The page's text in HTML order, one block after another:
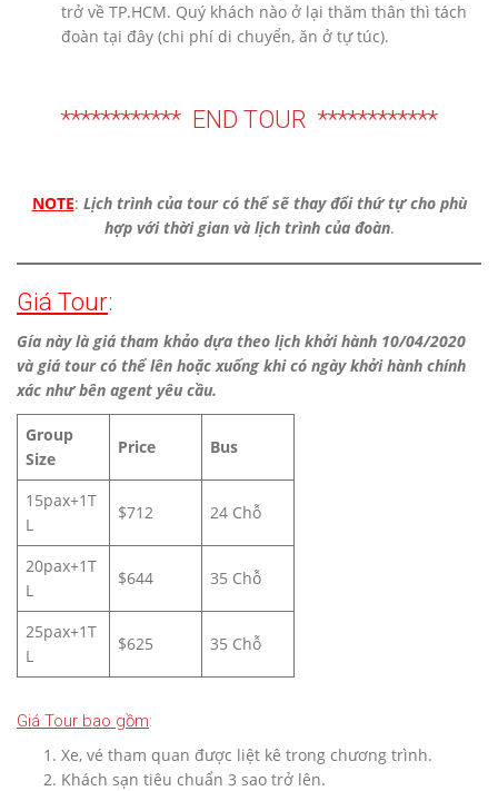
trở về TP.HCM. Quý khách nào ở lại thăm thân thì tách
đoàn tại đây (chi phí di chuyển, ăn ở tự túc).
************ END TOUR ************
NOTE: Lịch trình của tour có thể sẽ thay đổi thứ tự cho phù
hợp với thời gian và lịch trình của đoàn.
Giá Tour:
Gía này là giá tham khảo dựa theo lịch khởi hành 10/04/2020
và giá tour có thể lên hoặc xuống khi có ngày khởi hành chính
xác như bên agent yêu cầu.
Group
Size
Price Bus
15pax+1T
L
$712 24 Chỗ
20pax+1T
L
$644 35 Chỗ
25pax+1T
L
$625 35 Chỗ
Giá Tour bao gồm:
Xe, vé tham quan được liệt kê trong chương trình.
Khách sạn tiêu chuẩn 3 sao trở lên.